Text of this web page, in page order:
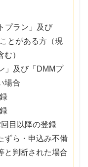
プラン」及び
とがある方（現
）
」及び「DMMプ
場合
目以降の登録
ずら・申込み不備
と判断された場合